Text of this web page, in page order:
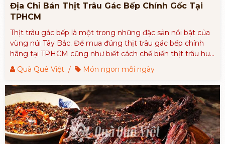
Địa Chỉ Bán Thịt Trâu Gác Bếp Chính Gốc Tại
TPHCM
Thịt trâu gác bếp là một trong những đặc sản nổi bật của
vùng núi Tây Bắc. Để mua đúng thịt trâu gác bếp chính
hãng tại TPHCM cũng như biết cách chế biến thịt trâu hun
khói thành món ngon nhất hãy theo dõi chi tiết bài viết
sau đây.
Quà Quê Việt / Món ngon mỗi ngày